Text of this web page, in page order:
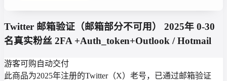
Twitter 邮箱验证（邮箱部分不可用） 2025年 0-30
名真实粉丝 2FA +Auth_token+Outlook / Hotmail
游客可购自动交付
此商品为2025年注册的Twitter（X）老号，已通过邮箱验证